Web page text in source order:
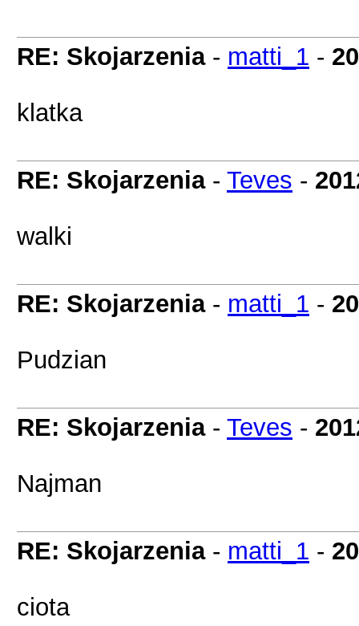
RE: Skojarzenia- matti_1 -
klatka
RE: Skojarzenia- Teves -
walki
RE: Skojarzenia- matti_1 -
Pudzian
RE: Skojarzenia- Teves -
Najman
RE: Skojarzenia- matti_1 -
ciota